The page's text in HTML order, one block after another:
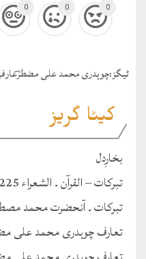
0 0 0
ٹيگز:چوہدری محمد علی
کیٹا گریز
بخارِدل
تبرکات – القرآن ۔ الشعراء 225-228
تبرکات ۔ آنحضرت محمد
تعارف چوہدری محمد علی